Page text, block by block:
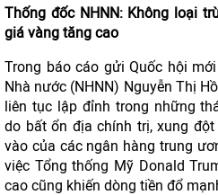
Thống đốc NHNN: Không loại
giá vàng tăng cao
Trong báo cáo gửi Quốc hội
Nhà nước (NHNN) Nguyễn Thị
liên tục lập đỉnh trong những
do bất ổn địa chính trị, xung
vào của các ngân hàng trung
việc Tổng thống Mỹ Donald
cao cũng khiến dòng tiền đổ